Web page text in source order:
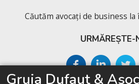
Căutăm avocați de business
URMĂREȘTE-
Gruia Dufaut &